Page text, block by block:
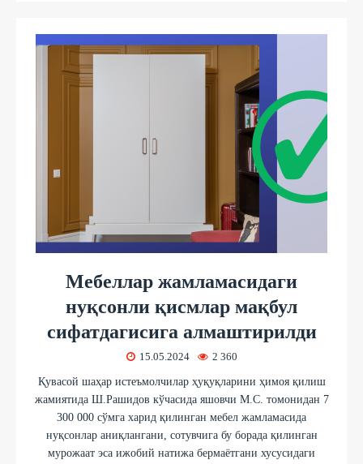
Мебеллар жамламасидаги
нуқсонли қисмлар мақбул
сифатдагисига алмаштирилди
15.05.2024 2 360
Қувасой шаҳар истеъмолчилар ҳуқуқларини ҳимоя қилиш
жамиятида Ш.Рашидов кўчасида яшовчи М.С. томонидан 7
300 000 сўмга харид қилинган мебел жамламасида
нуқсонлар аниқлангани, сотувчига бу борада қилинган
мурожаат эса ижобий натижа бермаётгани хусусидаги